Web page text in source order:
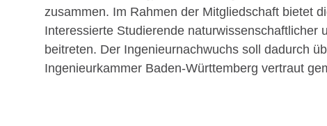
zusammen. Im Rahmen der Mitgliedschaft bietet
Interessierte Studierende naturwissenschaftlicher
beitreten. Der Ingenieurnachwuchs soll dadurch
Ingenieurkammer Baden-Württemberg vertraut